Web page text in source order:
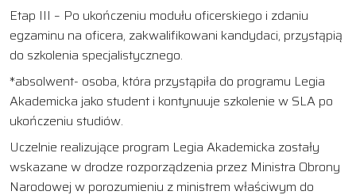
Etap III – Po ukończeniu modułu oficerskiego i zdaniu
egzaminu na oficera, zakwalifikowani kandydaci, przystąpią
do szkolenia specjalistycznego.
*absolwent- osoba, która przystąpiła do programu Legia
Akademicka jako student i kontynuuje szkolenie w SLA po
ukończeniu studiów.
Uczelnie realizujące program Legia Akademicka zostały
wskazane w drodze rozporządzenia przez Ministra Obrony
Narodowej w porozumieniu z ministrem właściwym do